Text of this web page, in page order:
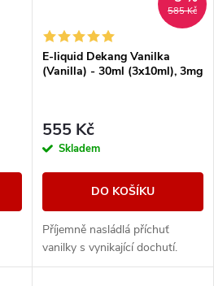
585 Kč
E-liquid Dekang Vanilka
(Vanilla) - 30ml (3x10ml), 3mg
555 Kč
Skladem
DO KOŠÍKU
Příjemně nasládlá příchuť
vanilky s vynikající dochutí.